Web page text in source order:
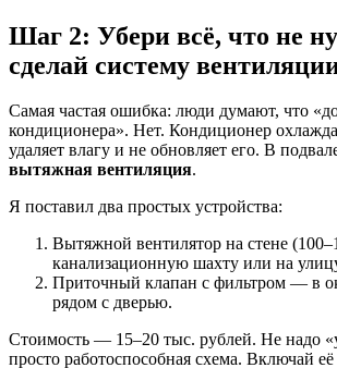
Шаг 2: Убери всё, что не
сделай систему
Самая частая ошибка: люди думают, что
кондиционера». Нет. Кондиционер
удаляет влагу и не обновляет его. В
вытяжная вентиляция.
Я поставил два простых устройства:
Вытяжной вентилятор на стене
канализационную шахту или на
Приточный клапан с фильтром — в
рядом с дверью.
Стоимость — 15–20 тыс. рублей. Не надо
просто работоспособная схема. Включай